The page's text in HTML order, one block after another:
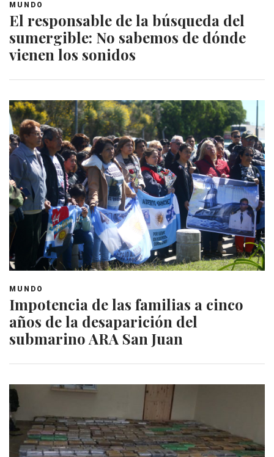
MUNDO
El responsable de la búsqueda del
sumergible: No sabemos de dónde
vienen los sonidos
MUNDO
Impotencia de las familias a cinco
años de la desaparición del
submarino ARA San Juan